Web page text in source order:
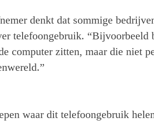
denkt dat sommige
telefoongebruik. “Bijvoorbeeld
computer zitten, maar die niet
waar dit telefoongebruik